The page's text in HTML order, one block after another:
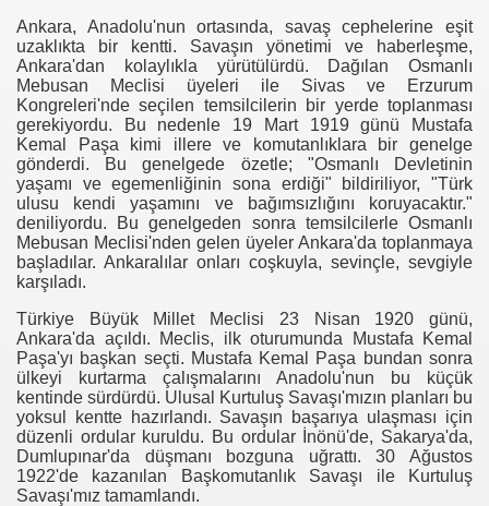
Ankara, Anadolu'nun ortasında, savaş cephelerine eşit
uzaklıkta bir kentti. Savaşın yönetimi ve haberleşme,
Ankara'dan kolaylıkla yürütülürdü. Dağılan Osmanlı
Mebusan Meclisi üyeleri ile Sivas ve Erzurum
Kongreleri'nde seçilen temsilcilerin bir yerde toplanması
gerekiyordu. Bu nedenle 19 Mart 1919 günü Mustafa
Kemal Paşa kimi illere ve komutanlıklara bir genelge
gönderdi. Bu genelgede özetle; "Osmanlı Devletinin
yaşamı ve egemenliğinin sona erdiği" bildiriliyor, "Türk
ulusu kendi yaşamını ve bağımsızlığını koruyacaktır."
deniliyordu. Bu genelgeden sonra temsilcilerle Osmanlı
Mebusan Meclisi'nden gelen üyeler Ankara'da toplanmaya
başladılar. Ankaralılar onları coşkuyla, sevinçle, sevgiyle
karşıladı.
Türkiye Büyük Millet Meclisi 23 Nisan 1920 günü,
Ankara'da açıldı. Meclis, ilk oturumunda Mustafa Kemal
Paşa'yı başkan seçti. Mustafa Kemal Paşa bundan sonra
ülkeyi kurtarma çalışmalarını Anadolu'nun bu küçük
kentinde sürdürdü. Ulusal Kurtuluş Savaşı'mızın planları bu
yoksul kentte hazırlandı. Savaşın başarıya ulaşması için
düzenli ordular kuruldu. Bu ordular İnönü'de, Sakarya'da,
Dumlupınar'da düşmanı bozguna uğrattı. 30 Ağustos
1922'de kazanılan Başkomutanlık Savaşı ile Kurtuluş
Savaşı'mız tamamlandı.